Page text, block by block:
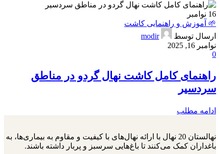
16 نوامبر
🌱 آموزش و راهنمایی کاشت
ارسال توسط
modir
نوامبر 16, 2025
0
راهنمای کامل کاشت نهال گردو در مناطق
سردسیر
ادامه مطلب
نهالستان 20 نهال با ارائه نهال‌های با کیفیت و مقاوم به بیماری‌ها، به
باغداران کمک می‌کنند تا باغ‌هایی سرسبز و پربار داشته باشند.